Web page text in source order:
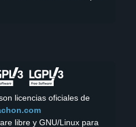
licencias oficiales de
libre y GNU/Linux para